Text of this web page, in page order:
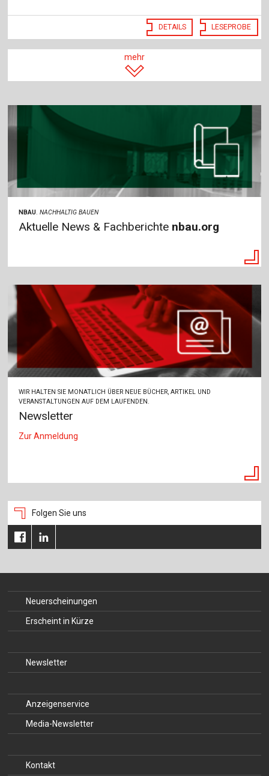
DETAILS LESEPROBE
mehr
NBAU. NACHHALTIG BAUEN
Aktuelle News & Fachberichte nbau.org
WIR HALTEN SIE MONATLICH ÜBER NEUE BÜCHER, ARTIKEL UND
VERANSTALTUNGEN AUF DEM LAUFENDEN.
Newsletter
Zur Anmeldung
Folgen Sie uns
Neuerscheinungen
Erscheint in Kürze
Newsletter
Anzeigenservice
Media-Newsletter
Kontakt